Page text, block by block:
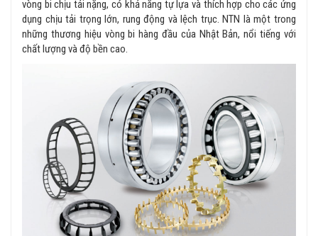
vòng bi chịu tải nặng, có khả năng tự lựa và thích hợp cho các ứng
dụng chịu tải trọng lớn, rung động và lệch trục. NTN là một trong
những thương hiệu vòng bi hàng đầu của Nhật Bản, nổi tiếng với
chất lượng và độ bền cao.